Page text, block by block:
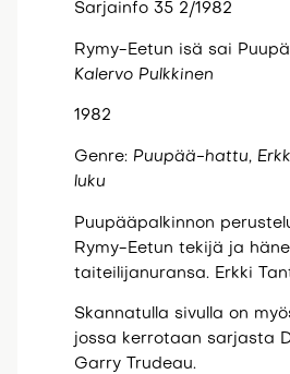
Sarjainfo 35 2/1982
Rymy-Eetun isä sai
Kalervo Pulkkinen
1982
Genre:Puupää-hattu,
luku
Puupääpalkinnon
Rymy-Eetun tekijä ja
taiteilijanuransa. Erkki
Skannatulla sivulla on
jossa kerrotaan sarjasta
Garry Trudeau.